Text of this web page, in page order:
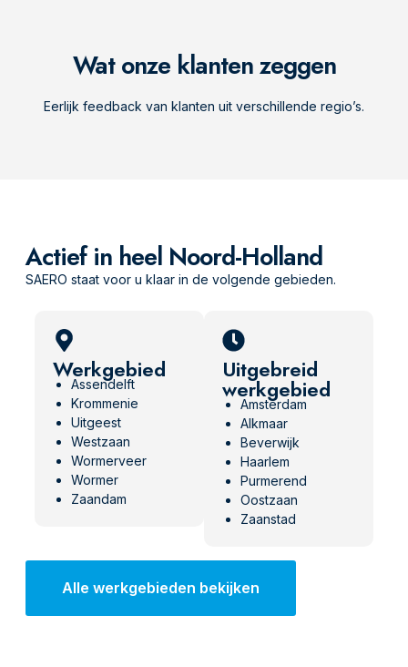
Wat onze klanten zeggen
Eerlijk feedback van klanten uit verschillende regio’s.
Actief in heel Noord-Holland
SAERO staat voor u klaar in de volgende gebieden.
Werkgebied
Assendelft
Krommenie
Uitgeest
Westzaan
Wormerveer
Wormer
Zaandam
Uitgebreid
werkgebied
Amsterdam
Alkmaar
Beverwijk
Haarlem
Purmerend
Oostzaan
Zaanstad
Alle werkgebieden bekijken